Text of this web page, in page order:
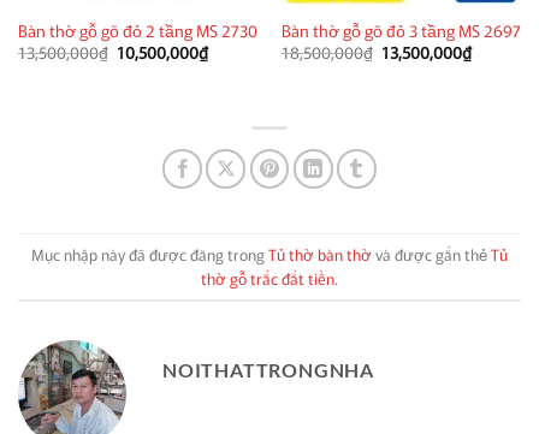
Bàn thờ gỗ gõ đỏ 2 tầng MS 2730
13,500,000₫ Giá
gốc
10,500,000₫Giá
hiện
Bàn thờ gỗ gõ đỏ 3 tầng MS 2697
18,500,000₫ Giá
gốc
13,500,000₫Giá
hiện
Mục nhập này đã được đăng trongTủ thờ bàn thờvà được gắn thẻTủ
thờ gỗ trắc đắt tiền.
NOITHATTRONGNHA